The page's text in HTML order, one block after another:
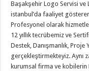
Başakşehir Logo Servisi
istanbul’da faaliyet
Profesyonel olarak
12 yıllık tecrübemiz ve
Destek, Danışmanlık,
gerçekleştirmekteyiz. Aynı
kurumsal firma ve kobilerin